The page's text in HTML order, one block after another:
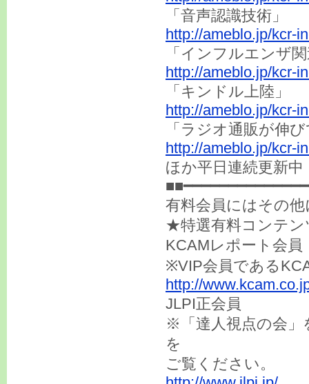
「音声認識技術」
http://ameblo.jp/kcr-
「インフルエンザ
http://ameblo.jp/kcr-
「キンドル上陸」
http://ameblo.jp/kcr-
「ラジオ通販が伸
http://ameblo.jp/kcr-
ほか平日連続更新
有料会員にはその
★特選有料コンテン
KCAMレポート会員
※VIP会員である
http://
JLPI正会員
※「達人視点の会」
を
ご覧ください。